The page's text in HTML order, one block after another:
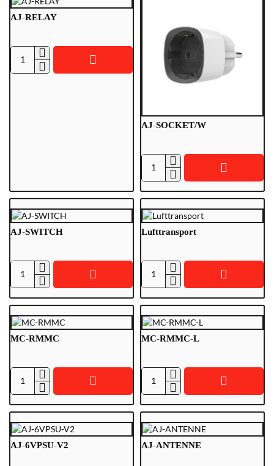
AJ-RELAY
AJ-
AJ-SOCKET/W
AJ-
AJ-SWITCH
AJ-
Lufttransport
Lufttransport
MC-RMMC
MC-
MC-RMMC-L
MC-
L
AJ-6VPSU-V2 AJ-ANTENNE